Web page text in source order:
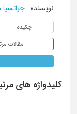
نویسنده : جراتسیا
چکیده
مقالات
کلیدواژه های